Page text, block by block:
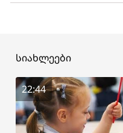
სიახლეები
22:44